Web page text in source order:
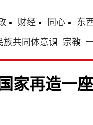
财经 同心 东
族共同体意识 宗教
家再造一